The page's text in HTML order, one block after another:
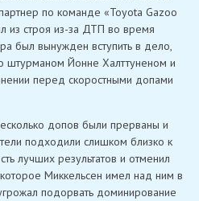
по команде «Toyota Gazoo
из строя из-за ДТП во время
был вынужден вступить в дело,
штурманом Йонне Халттуненом и
перед скоростными допами
допов были прерваны и
подходили слишком близко к
лучших результатов и отменил
Миккельсен имел над ним в
подорвать доминирование